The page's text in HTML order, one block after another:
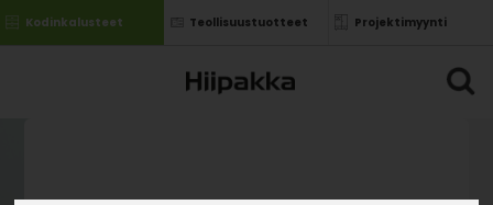
Kodinkalusteet Teollisuustuotteet Projektimyynti